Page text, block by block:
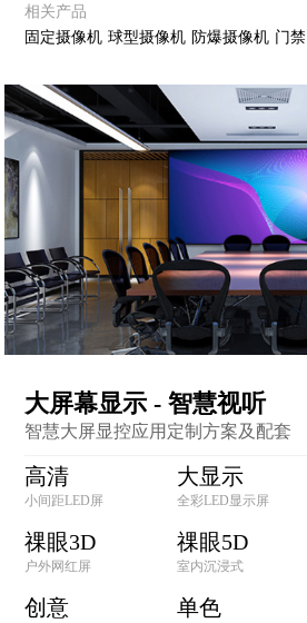
相关产品
固定摄像机 球型摄像机 防爆摄像机 门禁
大屏幕显示 - 智慧视听
智慧大屏显控应用定制方案及配套
高清
小间距LED屏
大显示
全彩LED显示屏
祼眼3D
户外网红屏
祼眼5D
室内沉浸式
创意 单色